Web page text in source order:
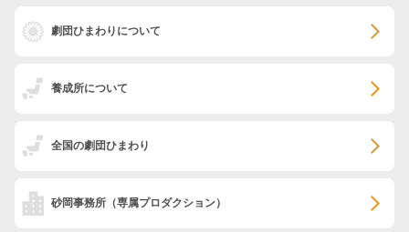
劇団ひまわりについて
養成所について
全国の劇団ひまわり
砂岡事務所 （専属プロダクション）